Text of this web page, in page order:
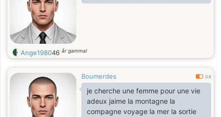
Ange198046 år gammal
Boumerdes 0.6
je cherche une femme pour une vie
adeux jaime la montagne la
compagne voyage la mer la sortie